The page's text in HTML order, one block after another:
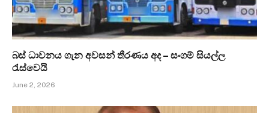
බස් ධාවනය ගැන අවසන් තීරණය අද – සංගම් සියල්ල
රැස්වෙයි
June 2, 2026